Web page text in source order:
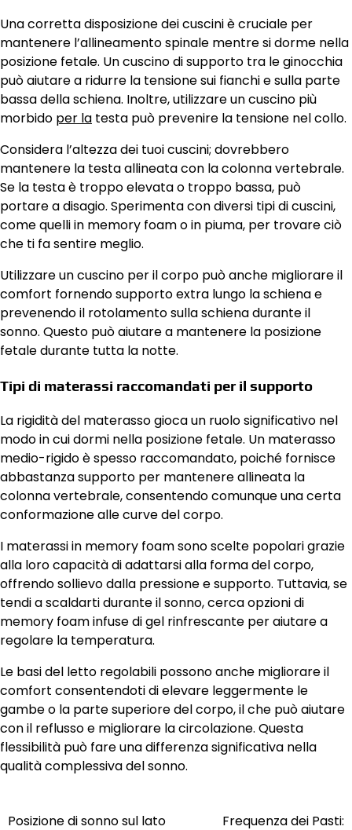
Una corretta disposizione dei cuscini è cruciale per
mantenere l’allineamento spinale mentre si dorme nella
posizione fetale. Un cuscino di supporto tra le ginocchia
può aiutare a ridurre la tensione sui fianchi e sulla parte
bassa della schiena. Inoltre, utilizzare un cuscino più
morbido per la testa può prevenire la tensione nel collo.
Considera l’altezza dei tuoi cuscini; dovrebbero
mantenere la testa allineata con la colonna vertebrale.
Se la testa è troppo elevata o troppo bassa, può
portare a disagio. Sperimenta con diversi tipi di cuscini,
come quelli in memory foam o in piuma, per trovare ciò
che ti fa sentire meglio.
Utilizzare un cuscino per il corpo può anche migliorare il
comfort fornendo supporto extra lungo la schiena e
prevenendo il rotolamento sulla schiena durante il
sonno. Questo può aiutare a mantenere la posizione
fetale durante tutta la notte.
Tipi di materassi raccomandati per il supporto
La rigidità del materasso gioca un ruolo significativo nel
modo in cui dormi nella posizione fetale. Un materasso
medio-rigido è spesso raccomandato, poiché fornisce
abbastanza supporto per mantenere allineata la
colonna vertebrale, consentendo comunque una certa
conformazione alle curve del corpo.
I materassi in memory foam sono scelte popolari grazie
alla loro capacità di adattarsi alla forma del corpo,
offrendo sollievo dalla pressione e supporto. Tuttavia, se
tendi a scaldarti durante il sonno, cerca opzioni di
memory foam infuse di gel rinfrescante per aiutare a
regolare la temperatura.
Le basi del letto regolabili possono anche migliorare il
comfort consentendoti di elevare leggermente le
gambe o la parte superiore del corpo, il che può aiutare
con il reflusso e migliorare la circolazione. Questa
flessibilità può fare una differenza significativa nella
qualità complessiva del sonno.
Post
Posizione di sonno sul lato
Frequenza dei Pasti: